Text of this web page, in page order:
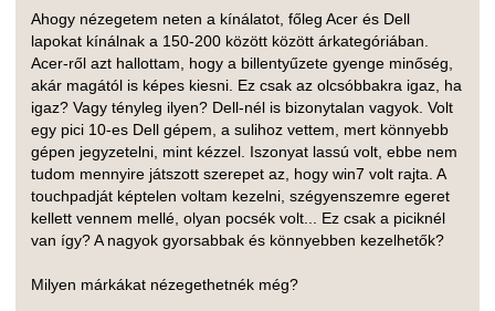
Ahogy nézegetem neten a kínálatot, főleg Acer és Dell
lapokat kínálnak a 150-200 között között árkategóriában.
Acer-ről azt hallottam, hogy a billentyűzete gyenge minőség,
akár magától is képes kiesni. Ez csak az olcsóbbakra igaz, ha
igaz? Vagy tényleg ilyen? Dell-nél is bizonytalan vagyok. Volt
egy pici 10-es Dell gépem, a sulihoz vettem, mert könnyebb
gépen jegyzetelni, mint kézzel. Iszonyat lassú volt, ebbe nem
tudom mennyire játszott szerepet az, hogy win7 volt rajta. A
touchpadját képtelen voltam kezelni, szégyenszemre egeret
kellett vennem mellé, olyan pocsék volt... Ez csak a piciknél
van így? A nagyok gyorsabbak és könnyebben kezelhetők?
Milyen márkákat nézegethetnék még?